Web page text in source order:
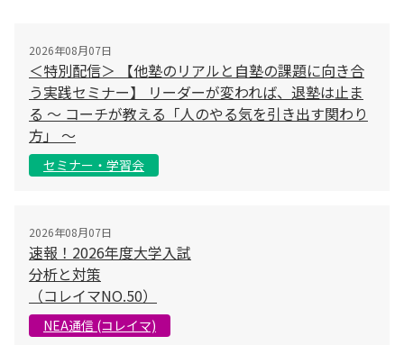
2026年08月07日
＜特別配信＞ 【他塾のリアルと自塾の課題に向き合
う実践セミナー】 リーダーが変われば、退塾は止ま
る 〜 コーチが教える「人のやる気を引き出す関わり
方」 〜
セミナー・学習会
2026年08月07日
速報！2026年度大学入試
分析と対策
（コレイマNO.50）
NEA通信 (コレイマ)